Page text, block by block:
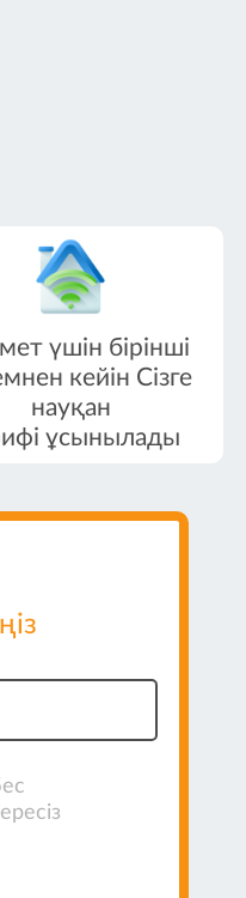
үшін бірінші
кейін Сізге
науқан
ұсынылады